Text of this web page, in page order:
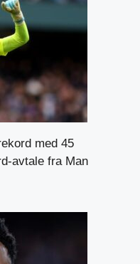
med 45
avtale fra Man